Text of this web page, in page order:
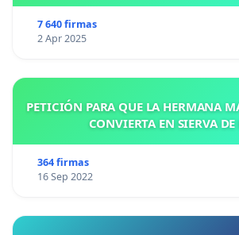
7 640 firmas
2 Apr 2025
PETICIÓN PARA QUE LA HERMANA
CONVIERTA EN SIERVA
364 firmas
16 Sep 2022